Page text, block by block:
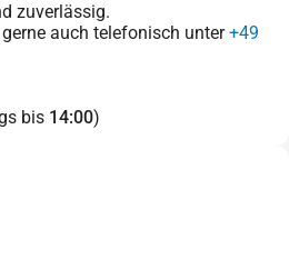
zuverlässig.
auch telefonisch unter+49
bis 14:00)